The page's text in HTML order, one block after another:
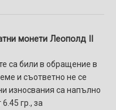
монети Леополд II
са били в обращение в
и съответно не се
износвания са напълно
гр., за